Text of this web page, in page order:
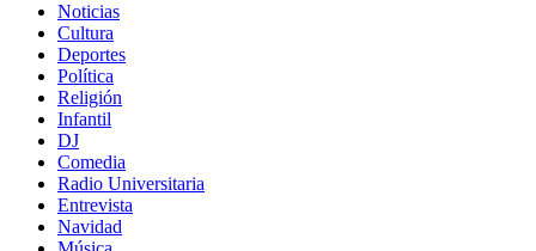
Noticias
Cultura
Deportes
Política
Religión
Infantil
DJ
Comedia
Radio Universitaria
Entrevista
Navidad